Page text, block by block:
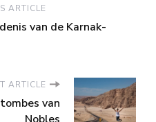
ARTICLE
van de Karnak-
ARTICLE
van